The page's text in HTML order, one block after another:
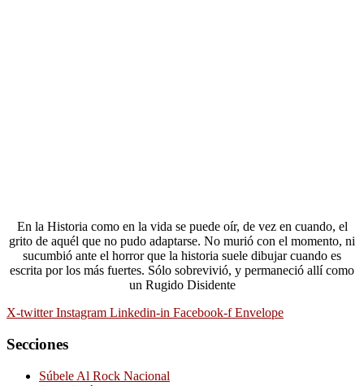
En la Historia como en la vida se puede oír, de vez en cuando, el
grito de aquél que no pudo adaptarse. No murió con el momento, ni
sucumbió ante el horror que la historia suele dibujar cuando es
escrita por los más fuertes. Sólo sobrevivió, y permaneció allí como
un Rugido Disidente
X-twitter Instagram Linkedin-in Facebook-f Envelope
Secciones
Súbele Al Rock Nacional